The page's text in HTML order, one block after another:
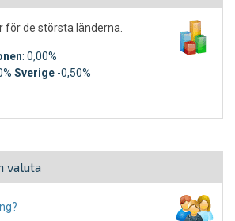
de största länderna.
: 0,00%
Sverige -0,50%
valuta